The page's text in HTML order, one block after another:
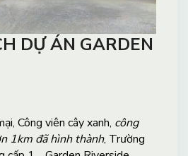
DỰ ÁN GARDEN
Công viên cây xanh, công
1km đã hình thành, Trường